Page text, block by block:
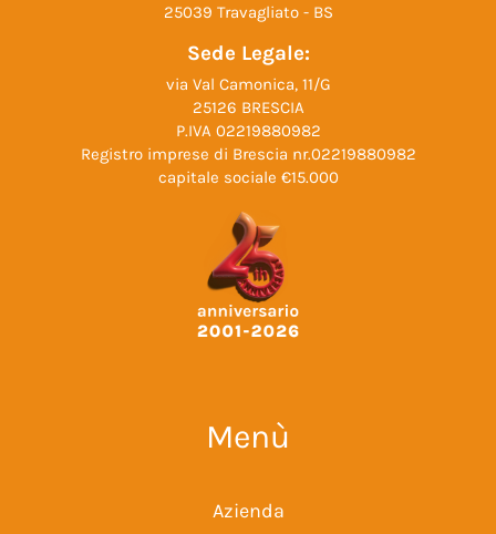
25039 Travagliato - BS
Sede Legale:
via Val Camonica, 11/G
25126 BRESCIA
P.IVA 02219880982
Registro imprese di Brescia nr.02219880982
capitale sociale €15.000
Menù
Azienda